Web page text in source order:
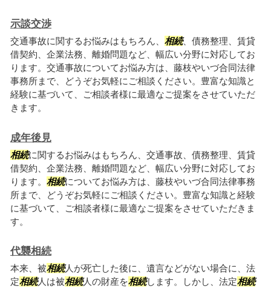
示談交渉
交通事故に関するお悩みはもちろん、 相続、債務整理、賃貸
借契約、企業法務、離婚問題など、幅広い分野に対応してお
ります。交通事故についてお悩み方は、藤枝やいづ合同法律
事務所まで、どうぞお気軽にご相談ください。豊富な知識と
経験に基づいて、ご相談者様に最適なご提案をさせていただ
きます。
成年後見
相続に関するお悩みはもちろん、交通事故、債務整理、賃貸
借契約、企業法務、離婚問題など、幅広い分野に対応してお
ります。 相続についてお悩み方は、藤枝やいづ合同法律事務
所まで、どうぞお気軽にご相談ください。豊富な知識と経験
に基づいて、ご相談者様に最適なご提案をさせていただきま
す。
代襲相続
本来、被相続人が死亡した後に、遺言などがない場合に、法
定相続人は被相続人の財産を相続します。しかし、法定相続